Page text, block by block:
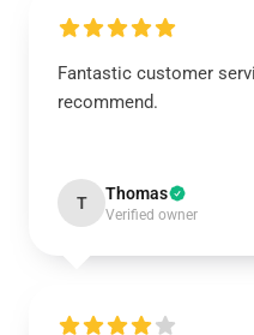
Fantastic customer
recommend.
T Thomas
Verified owner